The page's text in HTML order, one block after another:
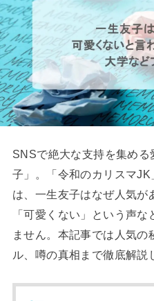
SNSで絶大な支持を集め
子」。「令和のカリスマ
は、一生友子はなぜ人気が
「可愛くない」という声
ません。本記事では人気の
ル、噂の真相まで徹底解説